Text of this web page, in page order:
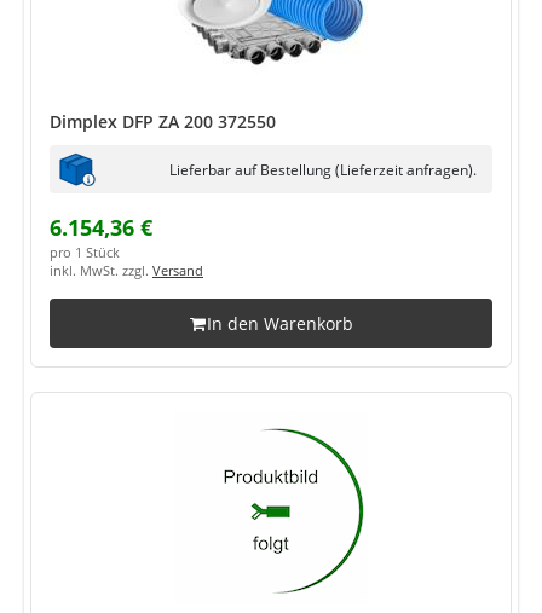
Dimplex DFP ZA 200 372550
Lieferbar auf Bestellung (Lieferzeit anfragen).
6.154,36 €
pro 1 Stück
inkl. MwSt. zzgl. Versand
In den Warenkorb